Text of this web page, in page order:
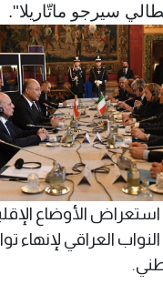
سيرجو ماتّاريلا".
استعراض الأوضاع
العراقي لإنهاء